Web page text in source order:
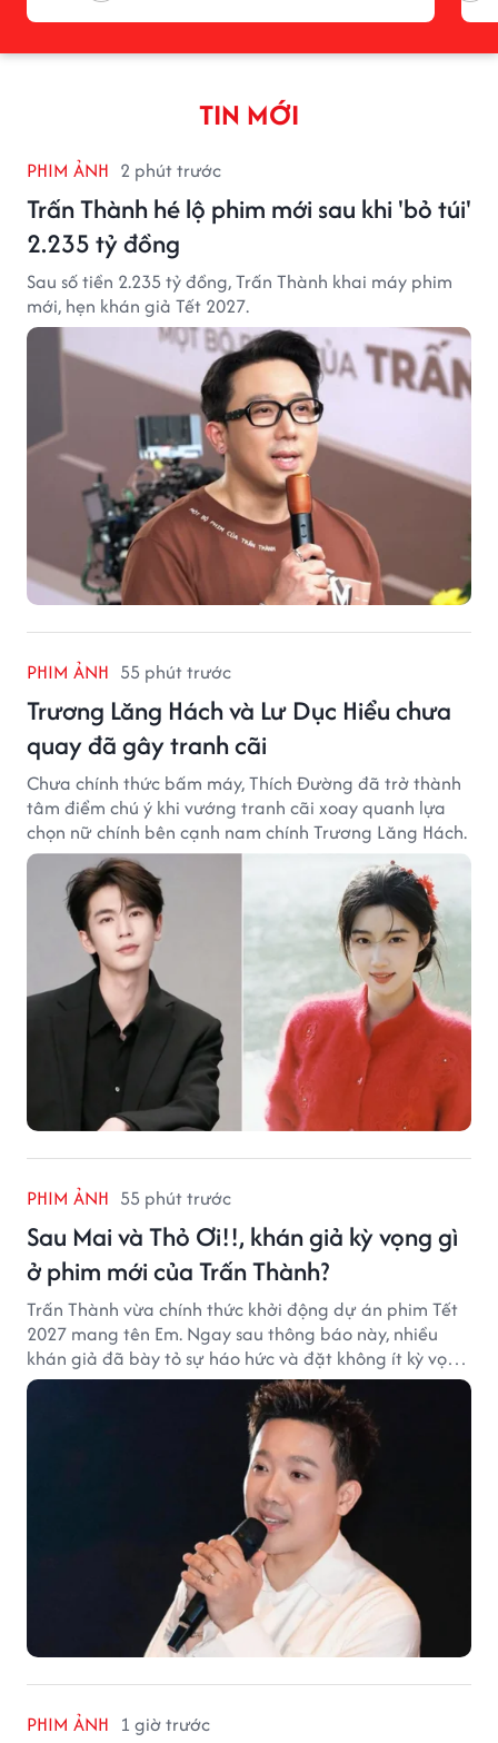
TIN MỚI
PHIM ẢNH 2 phút trước
Trấn Thành hé lộ phim mới sau khi 'bỏ túi'
2.235 tỷ đồng
Sau số tiền 2.235 tỷ đồng, Trấn Thành khai máy phim
mới, hẹn khán giả Tết 2027.
PHIM ẢNH 55 phút trước
Trương Lăng Hách và Lư Dục Hiểu chưa
quay đã gây tranh cãi
Chưa chính thức bấm máy, Thích Đường đã trở thành
tâm điểm chú ý khi vướng tranh cãi xoay quanh lựa
chọn nữ chính bên cạnh nam chính Trương Lăng Hách.
PHIM ẢNH 55 phút trước
Sau Mai và Thỏ Ơi!!, khán giả kỳ vọng gì
ở phim mới của Trấn Thành?
Trấn Thành vừa chính thức khởi động dự án phim Tết
2027 mang tên Em. Ngay sau thông báo này, nhiều
khán giả đã bày tỏ sự háo hức và đặt không ít kỳ vọng
vào bộ phim mới của Trấn Thành.
PHIM ẢNH 1 giờ trước